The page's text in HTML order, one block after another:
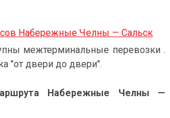
Набережные Челны — Сальск
межтерминальные перевозки .
"от двери до двери".
Набережные Челны —